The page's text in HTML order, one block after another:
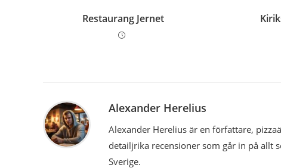
Restaurang Jernet
Alexander Herelius
Alexander Herelius är en författare,
detailjrika recensioner som går in på allt
Sverige.